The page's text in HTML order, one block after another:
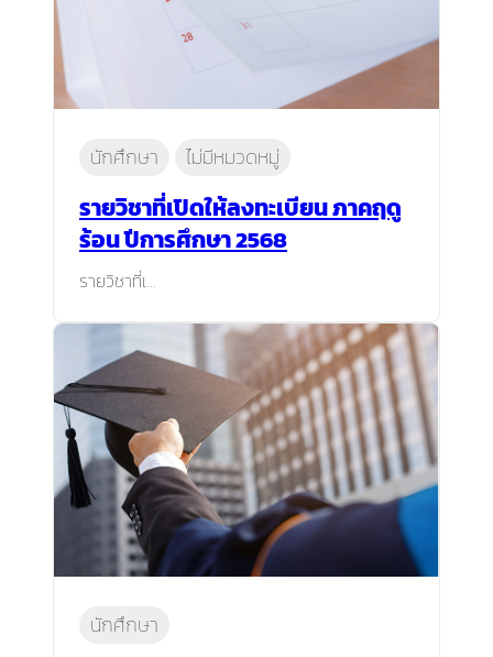
นักศึกษา ไม่มีหมวดหมู่
รายวิชาที่เปิดให้ลงทะเบียน ภาคฤดู
ร้อน ปีการศึกษา 2568
รายวิชาที่เ…
นักศึกษา